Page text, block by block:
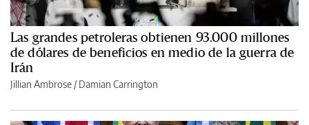
Las grandes petroleras obtienen 93.000 millones
de dólares de beneficios en medio de la guerra de
Irán
Jillian Ambrose / Damian Carrington